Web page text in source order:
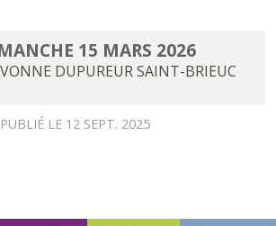
15 MARS 2026
DUPUREURSAINT-BRIEUC
PUBLIÉ LE 12 SEPT. 2025